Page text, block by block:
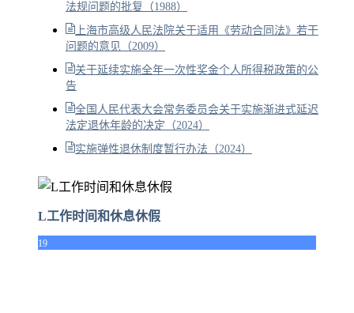
法规问题的批复（1988）
上海市高级人民法院关于适用《劳动合同法》若干
问题的意见（2009）
关于延续实施全年一次性奖金个人所得税政策的公
告
全国人民代表大会常务委员会关于实施渐进式延迟
法定退休年龄的决定（2024）
实施弹性退休制度暂行办法（2024）
L工作时间和休息休假
19